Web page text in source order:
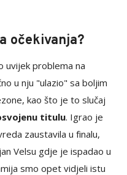
očekivanja?
uvijek problema na
u nju "ulazio" sa boljim
kao što je to slučaj
titulu. Igrao je
zaustavila u finalu,
Velsu gdje je ispadao u
smo opet vidjeli istu